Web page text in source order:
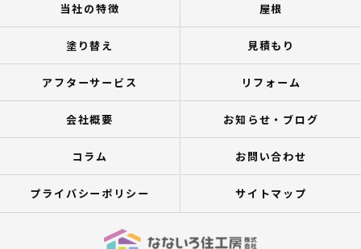
当社の特徴 屋根
塗り替え 見積もり
アフターサービス リフォーム
会社概要 お知らせ・ブログ
コラム お問い合わせ
プライバシーポリシー サイトマップ